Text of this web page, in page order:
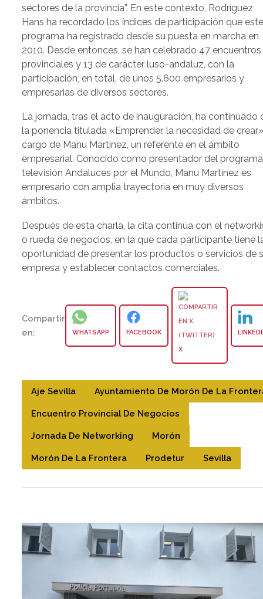
sectores de la provincia”. En este contexto, Rodríguez
Hans ha recordado los índices de participación que
programa ha registrado desde su puesta en marcha en
2010. Desde entonces, se han celebrado 47 encuentros
provinciales y 13 de carácter luso-andaluz, con la
participación, en total, de unos 5.600 empresarios y
empresarias de diversos sectores.
La jornada, tras el acto de inauguración, ha continuado
la ponencia titulada «Emprender, la necesidad de
cargo de Manu Martínez, un referente en el ámbito
empresarial. Conocido como presentador del
televisión Andaluces por el Mundo, Manu Martínez es
empresario con amplia trayectoria en muy diversos
ámbitos.
Después de esta charla, la cita continúa con el
o rueda de negocios, en la que cada participante tiene
oportunidad de presentar los productos o servicios de
empresa y establecer contactos comerciales.
Compartir
en:
WHATSAPP FACEBOOK
X
Aje Sevilla Ayuntamiento De Morón De La
Encuentro Provincial De Negocios
Jornada De Networking Morón
Morón De La Frontera Prodetur Sevilla